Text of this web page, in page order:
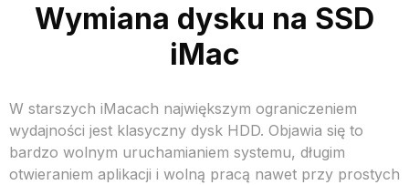
Wymiana dysku na SSD
iMac
W starszych iMacach największym ograniczeniem
wydajności jest klasyczny dysk HDD. Objawia się to
bardzo wolnym uruchamianiem systemu, długim
otwieraniem aplikacji i wolną pracą nawet przy prostych